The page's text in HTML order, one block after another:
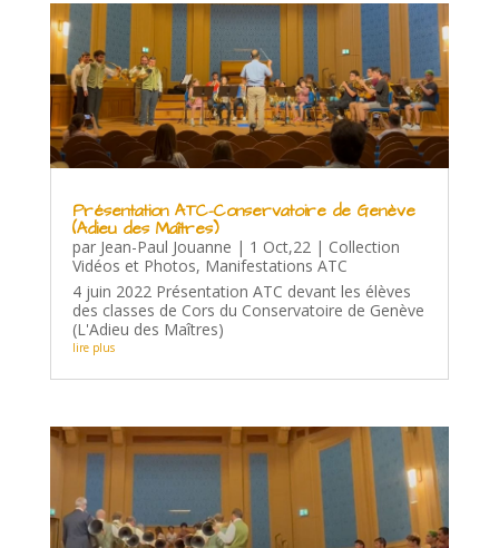
Présentation ATC-Conservatoire de Genève
(Adieu des Maîtres)
par Jean-Paul Jouanne | 1 Oct,22| Collection
Vidéos et Photos, Manifestations ATC
4 juin 2022 Présentation ATC devant les élèves
des classes de Cors du Conservatoire de Genève
(L'Adieu des Maîtres)
lire plus